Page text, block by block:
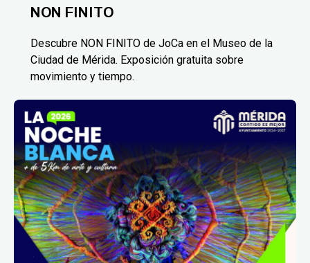
NON FINITO
Descubre NON FINITO de JoCa en el Museo de la
Ciudad de Mérida. Exposición gratuita sobre
movimiento y tiempo.